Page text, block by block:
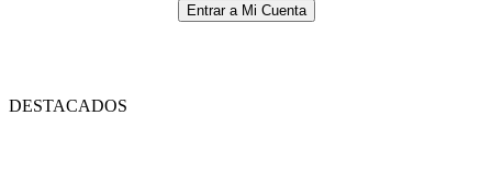
Entrar a Mi Cuenta
DESTACADOS